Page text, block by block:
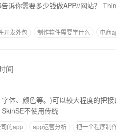
钱做APP//网站？ ThinkSNS告诉你，你
开发外包 制作软件需要学什么
电商
间
内部进行逻辑。 收集处理。SkinSE不使用传统
的app app运营分析
把一个程序制